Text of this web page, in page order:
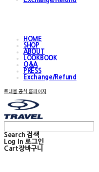
HOME
SHOP
ABOUT
LOOKBOOK
Q&A
PRESS
Exchange/Refund
트래블 공식 홈페이지
Search 검색
Log In 로그인
Cart장바구니